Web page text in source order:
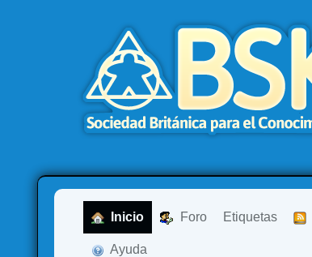
Inicio Foro Etiquetas
Ayuda